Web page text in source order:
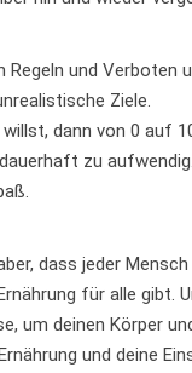
Regeln und
Ziele.
dann von 0 auf
zu aufwendig.
dass jeder
für alle gibt.
um deinen Körper
und deine